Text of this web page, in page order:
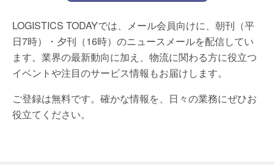
LOGISTICS TODAYでは、メール会員向けに、朝刊（平
日7時）・夕刊（16時）のニュースメールを配信してい
ます。業界の最新動向に加え、物流に関わる方に役立つ
イベントや注目のサービス情報もお届けします。
ご登録は無料です。確かな情報を、日々の業務にぜひお
役立てください。